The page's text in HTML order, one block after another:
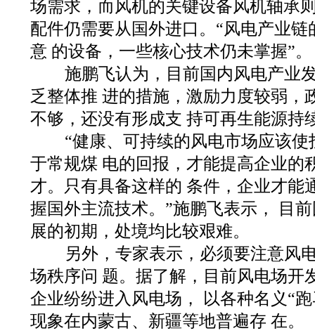
场需求，而风机的关键设备风机轴承
配件仍需要从国外进口。“风电产业
意 的设备，一些核心技术仍未掌握”。
施鹏飞认为，目前国内风电产业
乏整体推 进的措施，激励力度较弱，
不够，还没有形成支 持可再生能源持
“健康、可持续的风电市场应该使
于常规煤 电的回报，才能提高企业的
才。只有具备这样的 条件，企业才能
握国外主流技术。”施鹏飞表示， 目
展的初期，处境均比较艰难。
另外，专家表示，必须要注意风
场秩序问 题。据了解，目前风电场开
企业纷纷进入风电场， 以各种名义“
现象在内蒙古、新疆等地普遍存 在。